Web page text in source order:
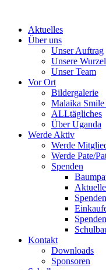
contentAktuelles
Über uns
Unser Auftrag
Unsere
Unser Team
Vor Ort
Bildergalerie
Malaika
ALLtägliches
Über Uganda
Werde Aktiv
Werde
Werde Pate/
Spenden
Kontakt
Downloads
Sponsoren